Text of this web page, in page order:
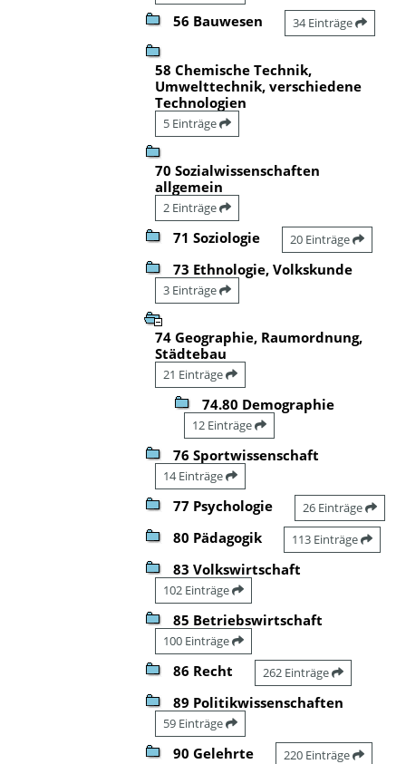
56 Bauwesen 34 Einträge
58 Chemische Technik,
Umwelttechnik, verschiedene
Technologien
5 Einträge
70 Sozialwissenschaften
allgemein
2 Einträge
71 Soziologie 20 Einträge
73 Ethnologie, Volkskunde
3 Einträge
74 Geographie, Raumordnung,
Städtebau
21 Einträge
74.80 Demographie
12 Einträge
76 Sportwissenschaft
14 Einträge
77 Psychologie 26 Einträge
80 Pädagogik 113 Einträge
83 Volkswirtschaft
102 Einträge
85 Betriebswirtschaft
100 Einträge
86 Recht 262 Einträge
89 Politikwissenschaften
59 Einträge
90 Gelehrte 220 Einträge